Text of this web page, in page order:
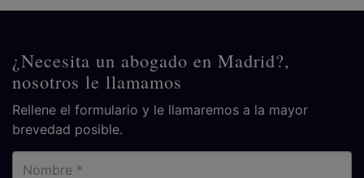
¿Necesita un abogado en Madrid?,
nosotros le llamamos
Rellene el formulario y le llamaremos a la mayor
brevedad posible.